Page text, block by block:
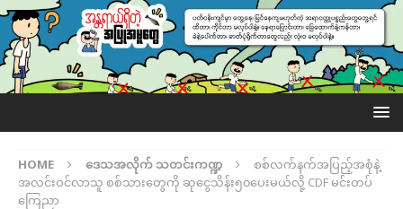
HOME ဒေသအလိုက် သတင်းကဏ္ဍ
စစ်လက်နက်အပြည့်အစုံနဲ့
အလင်းဝင်လာသူ စစ်သားတွေကို ဆုငွေသိန်း၅၀ပေးမယ်လို့ CDF မင်းတပ်
ကြေညာ